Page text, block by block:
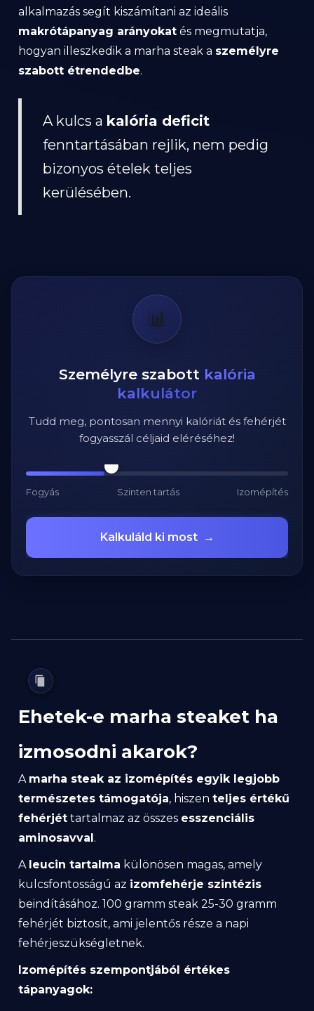
alkalmazás segít kiszámítani az ideális
makrótápanyag arányokat és megmutatja,
hogyan illeszkedik a marha steak a személyre
szabott étrendedbe.
A kulcs a kalória deficit
fenntartásában rejlik, nem pedig
bizonyos ételek teljes
kerülésében.
📊
Személyre szabott kalória
kalkulátor
Tudd meg, pontosan mennyi kalóriát és fehérjét
fogyasszál céljaid eléréséhez!
Fogyás Szinten tartás Izomépítés
Kalkuláld ki most →
Ehetek-e marha steaket ha
izmosodni akarok?
A marha steak az izomépítés egyik legjobb
természetes támogatója, hiszen teljes értékű
fehérjét tartalmaz az összes esszenciális
aminosavval.
A leucin tartalma különösen magas, amely
kulcsfontosságú az izomfehérje szintézis
beindításához. 100 gramm steak 25-30 gramm
fehérjét biztosít, ami jelentős része a napi
fehérjeszükségletnek.
Izomépítés szempontjából értékes
tápanyagok: